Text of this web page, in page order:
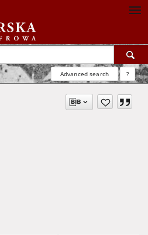
Advanced search ?